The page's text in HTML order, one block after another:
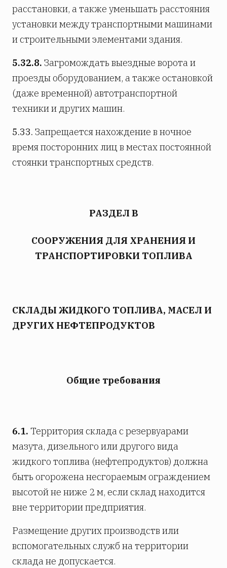
расстановки, а также уменьшать расстояния
установки между транспортными машинами
и строительными элементами здания.
5.32.8. Загромождать выездные ворота и
проезды оборудованием, а также остановкой
(даже временной) автотранспортной
техники и других машин.
5.33. Запрещается нахождение в ночное
время посторонних лиц в местах постоянной
стоянки транспортных средств.
РАЗДЕЛ В
СООРУЖЕНИЯ ДЛЯ ХРАНЕНИЯ И
ТРАНСПОРТИРОВКИ ТОПЛИВА
СКЛАДЫ ЖИДКОГО ТОПЛИВА, МАСЕЛ И
ДРУГИХ НЕФТЕПРОДУКТОВ
Общие требования
6.1. Территория склада с резервуарами
мазута, дизельного или другого вида
жидкого топлива (нефтепродуктов) должна
быть огорожена несгораемым ограждением
высотой не ниже 2 м, если склад находится
вне территории предприятия.
Размещение других производств или
вспомогательных служб на территории
склада не допускается.